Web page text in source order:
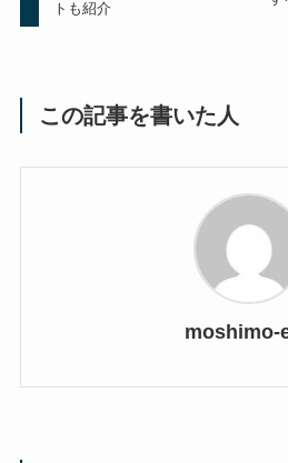
トも紹介
この記事を書いた人
moshimo-